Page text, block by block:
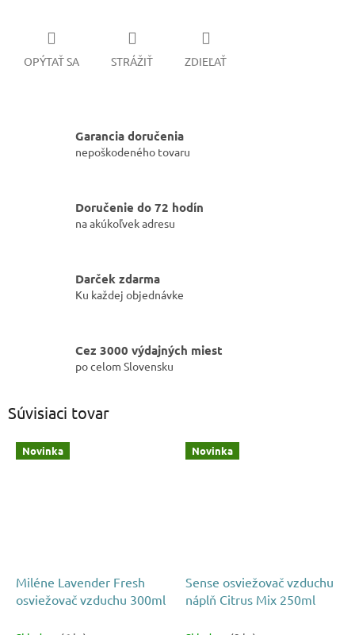
OPÝTAŤ SA STRÁŽIŤ ZDIEĽAŤ
Garancia doručenia
nepoškodeného tovaru
Doručenie do 72 hodín
na akúkoľvek adresu
Darček zdarma
Ku každej objednávke
Cez 3000 výdajných miest
po celom Slovensku
Súvisiaci tovar
Novinka
Miléne Lavender Fresh
osviežovač vzduchu 300ml
Novinka
Sense osviežovač vzduchu
náplň Citrus Mix 250ml